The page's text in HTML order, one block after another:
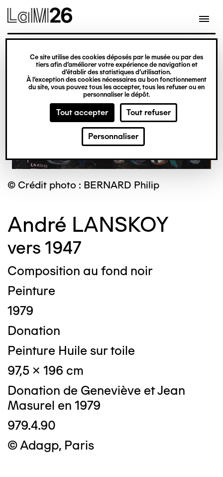
Gestion des cookies
Ce site utilise des cookies déposés par le musée ou par des
tiers afin d’améliorer votre expérience de navigation et
d’établir des statistiques d’utilisation.
À l’exception des cookies nécessaires au bon fonctionnement
du site, vous pouvez tous les accepter, tous les refuser ou en
personnaliser le dépôt.
Tout accepter Tout refuser
Personnaliser
contenu
© Crédit photo : BERNARD Philip
André LANSKOY
vers 1947
Composition au fond noir
Peinture
1979
Donation
Peinture Huile sur toile
97,5 x 196 cm
Donation de Geneviève et Jean
Masurel en 1979
979.4.90
© Adagp, Paris